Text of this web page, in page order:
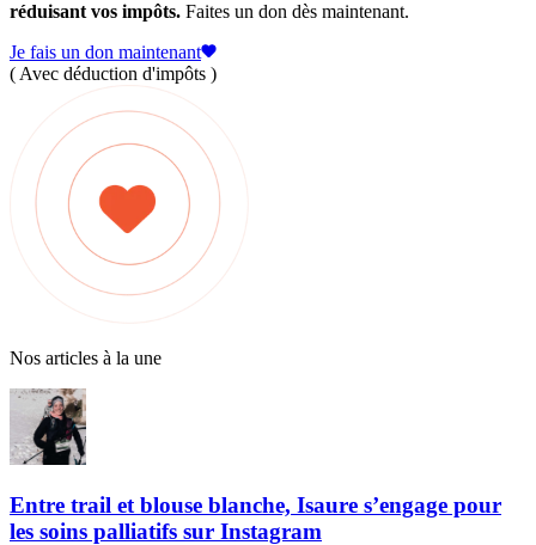
réduisant vos impôts. Faites un don dès maintenant.
Je fais un don maintenant
( Avec déduction d'impôts )
Nos articles à la une
Entre trail et blouse blanche, Isaure s’engage pour
les soins palliatifs sur Instagram